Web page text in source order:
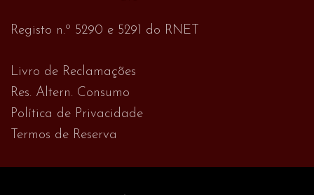
Registo n.º 5290 e 5291 do RNET
Livro de Reclamações
Res. Altern. Consumo
Política de Privacidade
Termos de Reserva